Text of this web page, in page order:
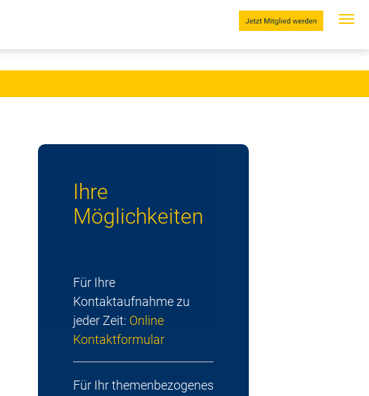
Ihre
Möglichkeiten
Für Ihre
Kontaktaufnahme zu
jeder Zeit: Online
Kontaktformular
Für Ihr themenbezogenes